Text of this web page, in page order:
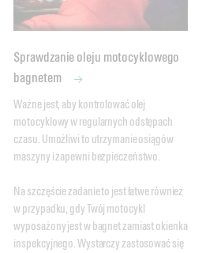
Sprawdzanie oleju motocyklowego
bagnetem
Ważne jest, aby kontrolować olej
motocyklowy w regularnych odstępach
czasu. Umożliwi to utrzymanie osiągów
maszyny i zapewni bezpieczeństwo.
Na szczęście zadanie to jest łatwe również
w przypadku, gdy Twój motocykl
wyposażony jest w bagnet zamiast okienka
inspekcyjnego. Wystarczy zastosować się